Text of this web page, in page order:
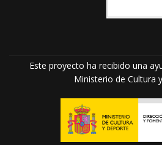
Este proyecto ha recibido una
Ministerio de Cultura